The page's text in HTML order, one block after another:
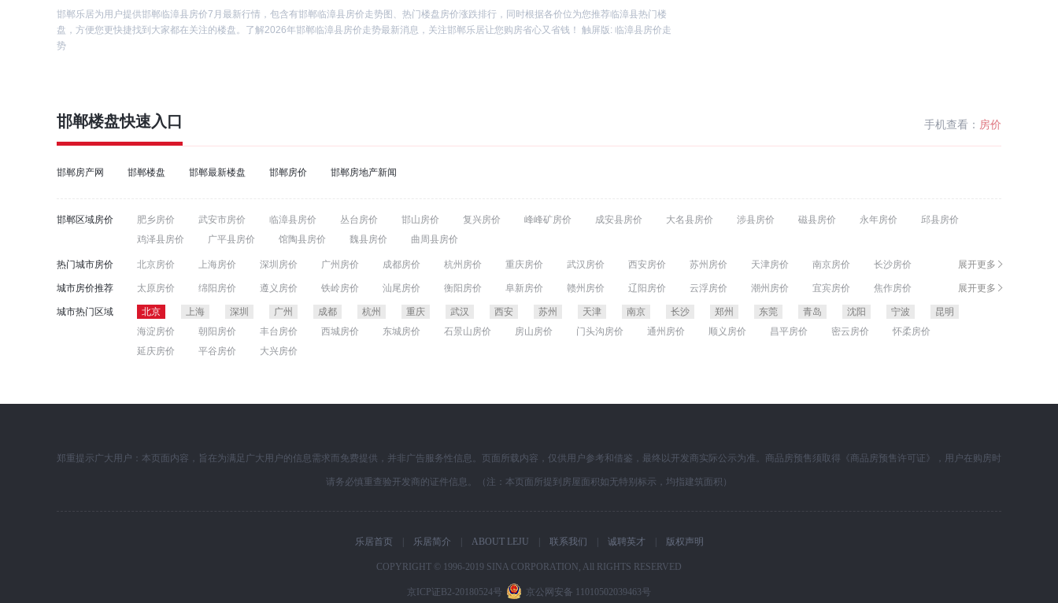
邯郸乐居为用户提供邯郸临漳县房价7月最新行情，包含有邯郸临漳县房价走势图、热门楼盘房价涨跌排行，同时根据各价位为您推荐临漳县热门楼
盘，方便您更快捷找到大家都在关注的楼盘。了解2026年邯郸临漳县房价走势最新消息，关注邯郸乐居让您购房省心又省钱！ 触屏版: 临漳县房价走
势
邯郸楼盘快速入口 手机查看： 房价
邯郸房产网 邯郸楼盘 邯郸最新楼盘 邯郸房价 邯郸房地产新闻
邯郸区域房价 肥乡房价 武安市房价 临漳县房价 丛台房价 邯山房价 复兴房价 峰峰矿房价 成安县房价 大名县房价 涉县房价 磁县房价 永年房价
邱县房价
鸡泽县房价
广平县房价 馆陶县房价 魏县房价 曲周县房价
热门城市房价 展开更多
北京房价 上海房价 深圳房价 广州房价 成都房价 杭州房价 重庆房价 武汉房价 西安房价 苏州房价 天津房价 南京房价
长沙房价
郑州房价
东莞房价 青岛房价 沈阳房价 宁波房价 昆明房价 无锡房价 佛山房价 合肥房价 大连房价 福州房价 厦门房价
哈尔滨房价
济南房价
城市房价推荐 展开更多
太原房价 绵阳房价 遵义房价 铁岭房价 汕尾房价 衡阳房价 阜新房价 赣州房价 辽阳房价 云浮房价 潮州房价 宜宾房价
焦作房价
肇庆房价
通化房价 承德房价 泸州房价 岳阳房价 秦皇岛房价 徐州房价 荆州房价 中山房价 防城港房价 潍坊房价 九江房价
茂名房价
镇江房价
淮安房价 淄博房价 曲靖房价 衡水房价 海南房价 乌鲁木齐房价 泰安房价 大庆房价
城市热门区域 北京 上海 深圳 广州 成都 杭州 重庆 武汉 西安 苏州 天津 南京 长沙 郑州 东莞 青岛 沈阳 宁波
昆明
海淀房价
朝阳房价 丰台房价 西城房价 东城房价 石景山房价 房山房价 门头沟房价 通州房价 顺义房价 昌平房价 密云房价
怀柔房价
延庆房价
平谷房价 大兴房价
郑重提示广大用户：本页面内容，旨在为满足广大用户的信息需求而免费提供，并非广告服务性信息。页面所载内容，仅供用户参考和借鉴，最终以开发商实际公示为准。商品房预售须取得《商品房预售许可证》，用户在购房时
请务必慎重查验开发商的证件信息。（注：本页面所提到房屋面积如无特别标示，均指建筑面积）
乐居首页 乐居简介 ABOUT LEJU 联系我们 诚聘英才 版权声明
COPYRIGHT © 1996-2019 SINA CORPORATION, All RIGHTS RESERVED
京ICP证B2-20180524号 京公网安备 11010502039463号